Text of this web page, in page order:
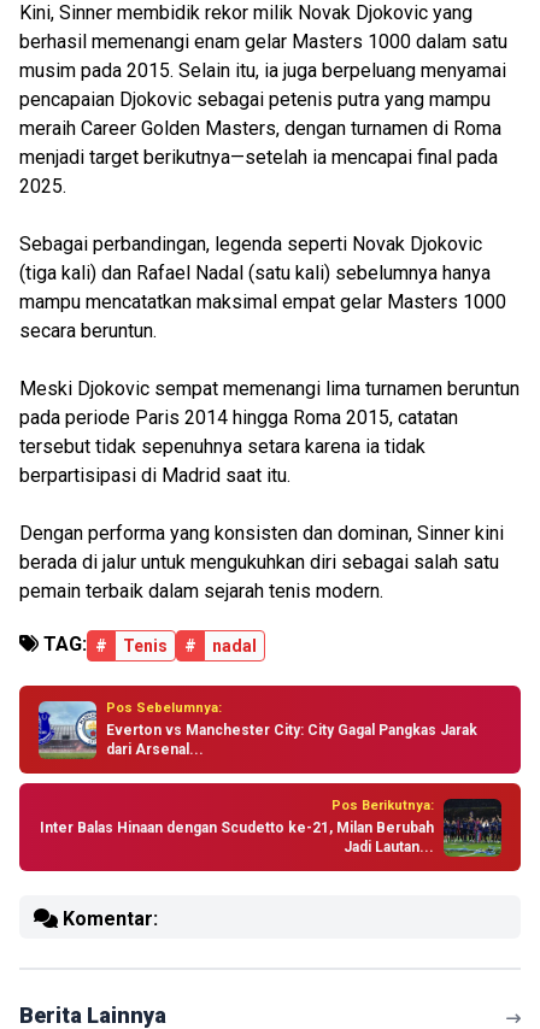
Kini, Sinner membidik rekor milik Novak Djokovic yang
berhasil memenangi enam gelar Masters 1000 dalam satu
musim pada 2015. Selain itu, ia juga berpeluang menyamai
pencapaian Djokovic sebagai petenis putra yang mampu
meraih Career Golden Masters, dengan turnamen di Roma
menjadi target berikutnya—setelah ia mencapai final pada
2025.
Sebagai perbandingan, legenda seperti Novak Djokovic
(tiga kali) dan Rafael Nadal (satu kali) sebelumnya hanya
mampu mencatatkan maksimal empat gelar Masters 1000
secara beruntun.
Meski Djokovic sempat memenangi lima turnamen beruntun
pada periode Paris 2014 hingga Roma 2015, catatan
tersebut tidak sepenuhnya setara karena ia tidak
berpartisipasi di Madrid saat itu.
Dengan performa yang konsisten dan dominan, Sinner kini
berada di jalur untuk mengukuhkan diri sebagai salah satu
pemain terbaik dalam sejarah tenis modern.
TAG: # Tenis # nadal
Pos Sebelumnya:
Everton vs Manchester City: City Gagal Pangkas Jarak
dari Arsenal...
Pos Berikutnya:
Inter Balas Hinaan dengan Scudetto ke-21, Milan Berubah
Jadi Lautan...
Komentar:
Berita Lainnya